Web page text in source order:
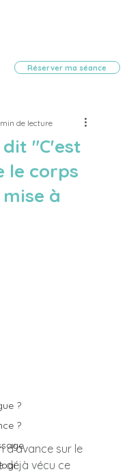
Réserver ma séance
?
?
"C'est
le corps
à
de lecture
d'avance sur le
déjà vécu ce